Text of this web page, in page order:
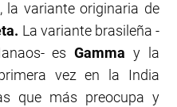
la variante originaria de
La variante brasileña -
es Gamma y la
vez en la India
que más preocupa y